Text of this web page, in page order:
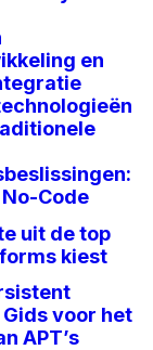
en
Code
uit de top
kiest
Gids voor het
APT’s